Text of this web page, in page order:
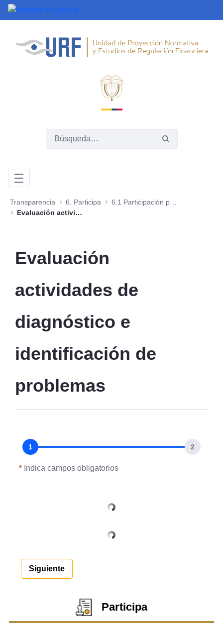
Saltar al contenido principal
Transparencia 6. Participa
6.1 Participación para la identificación de problemas y diagnóstico de necesidades
Evaluación actividades de diagnóstico e identificación de problemas
Evaluación
actividades de
diagnóstico e
identificación de
problemas
Indica campos obligatorios
Siguiente
Participa